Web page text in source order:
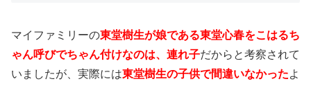
マイファミリーの東堂樹生が娘である東堂心春をこはるち
ゃん呼びでちゃん付けなのは、連れ子だからと考察されて
いましたが、実際には東堂樹生の子供で間違いなかったよ